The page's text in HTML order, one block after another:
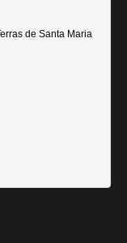
de Santa Maria